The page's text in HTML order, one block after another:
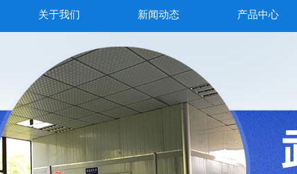
关于我们 新闻动态 产品中心